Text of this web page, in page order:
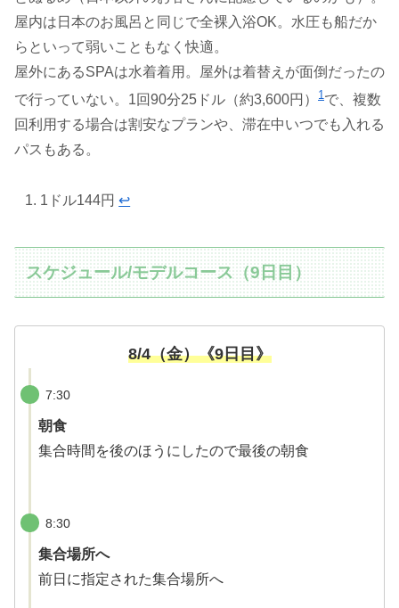
屋内は日本のお風呂と同じで全裸入浴OK。水圧も船だか
らといって弱いこともなく快適。
屋外にあるSPAは水着着用。屋外は着替えが面倒だったの
で行っていない。1回90分25ドル（約3,600円）
1 で、複数
回利用する場合は割安なプランや、滞在中いつでも入れる
パスもある。
1ドル144円↩︎
スケジュール/モデルコース（9日目）
8/4（金）《9日目》
7:30
朝食
集合時間を後のほうにしたので最後の朝食
8:30
集合場所へ
前日に指定された集合場所へ